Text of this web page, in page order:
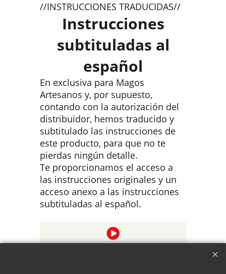
//INSTRUCCIONES TRADUCIDAS//
Instrucciones
subtituladas al
español
En exclusiva para Magos
Artesanos y, por supuesto,
contando con la autorización del
distribuidor, hemos traducido y
subtitulado las instrucciones de
este producto, para que no te
pierdas ningún detalle.
Te proporcionamos el acceso a
las instrucciones originales y un
acceso anexo a las instrucciones
subtituladas al español.